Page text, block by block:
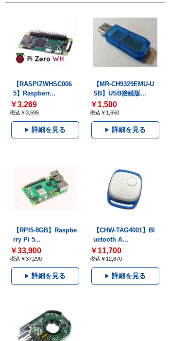
【RASPIZWHSC006
5】Raspberr...
￥3,269
税込￥3,595
詳細を見る
【MR-CH9329EMU-U
SB】USB接続版...
￥1,500
税込￥1,650
詳細を見る
【RPI5-8GB】Raspbe
rry Pi 5...
￥33,900
税込￥37,290
詳細を見る
【CHW-TAG4001】Bl
uetooth A...
￥11,700
税込￥12,870
詳細を見る